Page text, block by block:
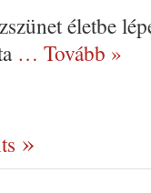
életbe
… Tovább »